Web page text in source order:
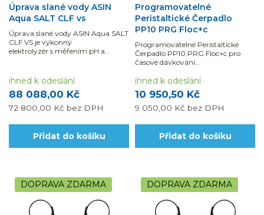
Úprava slané vody ASIN
Aqua SALT CLF vs
Úprava slané vody ASIN Aqua SALT
CLF VS je výkonný
elektrolyzér s měřením pH a
88 088,00 Kč
72 800,00 Kč bez DPH
ihned k odeslání
Přidat do košíku
Programovatelné
Peristaltické Čerpadlo
PP10 PRG Floc+c
Programovatelné Peristaltické
Čerpadlo PP10 PRG Floc+c pro
časové dávkování
10 950,50 Kč
9 050,00 Kč bez DPH
ihned k odeslání
Přidat do košíku
DOPRAVA ZDARMA DOPRAVA ZDARMA